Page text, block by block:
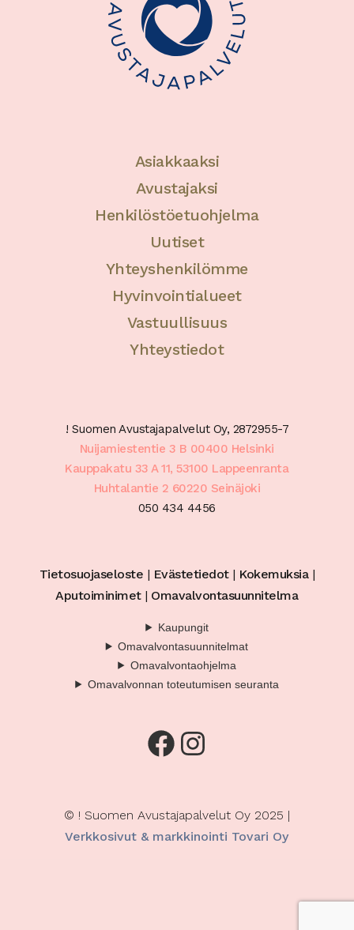
Asiakkaaksi
Avustajaksi
Henkilöstöetuohjelma
Uutiset
Yhteyshenkilömme
Hyvinvointialueet
Vastuullisuus
Yhteystiedot
! Suomen Avustajapalvelut Oy, 2872955-7
Nuijamiestentie 3 B 00400 Helsinki
Kauppakatu 33 A 11, 53100 Lappeenranta
Huhtalantie 2 60220 Seinäjoki
050 434 4456
Tietosuojaseloste | Evästetiedot| Kokemuksia|
Aputoiminimet| Omavalvontasuunnitelma
Kaupungit
Omavalvontasuunnitelmat
Omavalvontaohjelma
Omavalvonnan toteutumisen seuranta
Facebook Instagram
© ! Suomen Avustajapalvelut Oy 2025 |
Verkkosivut & markkinointi Tovari Oy